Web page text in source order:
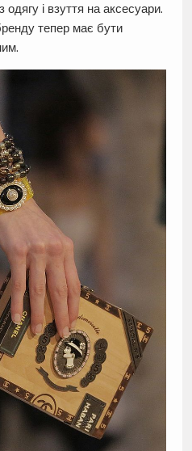
одягу і взуття на аксесуари.
тепер має бути